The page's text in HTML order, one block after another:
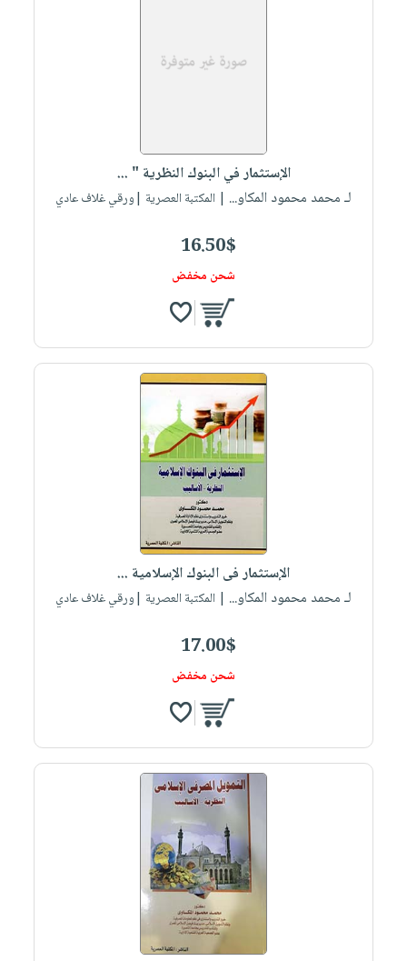
الإستثمار في البنوك النظرية " ...
لـ محمد محمود المكاو... | المكتبة العصرية |ورقي غلاف عادي
16.50$
شحن مخفض
الإستثمار فى البنوك الإسلامية ...
لـ محمد محمود المكاو... | المكتبة العصرية |ورقي غلاف عادي
17.00$
شحن مخفض